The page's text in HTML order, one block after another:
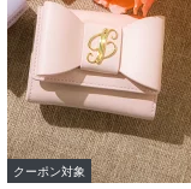
クーポン対象